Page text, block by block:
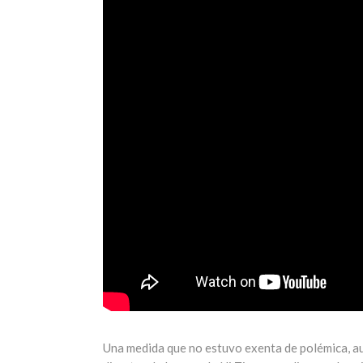
Una medida que no estuvo exenta de polémica,